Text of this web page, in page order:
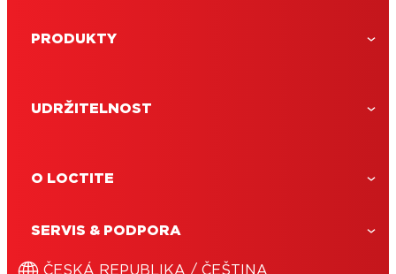
PRODUKTY
UDRŽITELNOST
O LOCTITE
SERVIS & PODPORA
ČESKÁ REPUBLIKA / ČEŠTINA